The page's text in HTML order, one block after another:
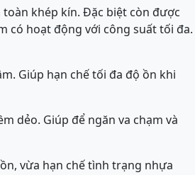
khép kín. Đặc biệt còn được
có hoạt động với công suất tối đa.
Giúp hạn chế tối đa độ ồn khi
dẻo. Giúp để ngăn va chạm và
vừa hạn chế tình trạng nhựa